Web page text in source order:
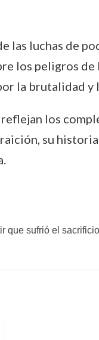
las luchas de
los peligros de
la brutalidad y
los
su
que sufrió el